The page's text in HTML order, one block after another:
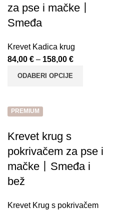
za pse i mačke丨
Smeđa
Krevet Kadica krug
84,00 € – 158,00 €
ODABERI OPCIJE
PREMIUM
Krevet krug s
pokrivačem za pse i
mačke丨Smeđa i
bež
Krevet Krug s pokrivačem